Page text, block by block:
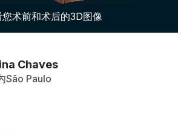
您术前和术后的3D图像
Chaves
São Paulo